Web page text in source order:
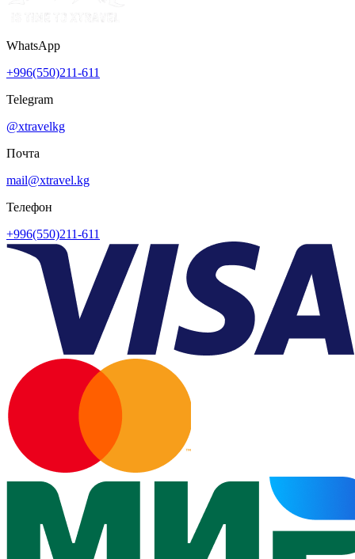
WhatsApp
+996(550)211-611
Telegram
@xtravelkg
Почта
mail@xtravel.kg
Телефон
+996(550)211-611